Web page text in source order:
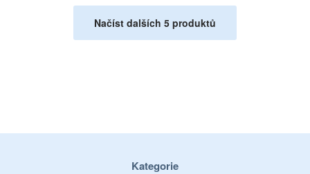
Načíst dalších 5 produktů
Kategorie